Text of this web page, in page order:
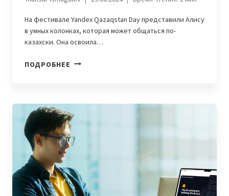
На фестивале Yandex Qazaqstan Day представили Алису
в умных колонках, которая может общаться по-
казахски. Она освоила…
ПОДРОБНЕЕ YANDEX
В
УМНЫХ
КОЛОНКАХ
ОНА
ГОВОРИТ
ПО-